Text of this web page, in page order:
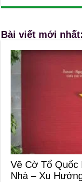
Bài viết mới nhất:
Vẽ Cờ Tổ Quốc
Nhà – Xu